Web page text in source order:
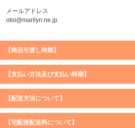
メールアドレス
otoi@marilyn.ne.jp
【商品引渡し時期】
【支払い方法及び支払い時期】
【配送方法について】
【宅配便配送料について】